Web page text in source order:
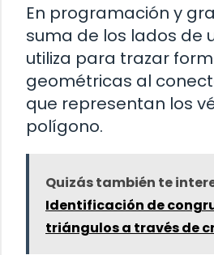
En programación y
suma de los lados de
utiliza para trazar
geométricas al
que representan los
polígono.
Quizás también te
Identificación de
triángulos a través de